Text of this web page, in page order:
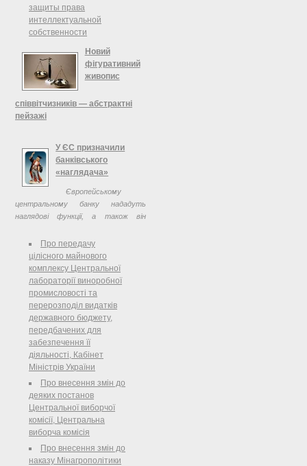
защиты права
интеллектуальной
собственности
Новий
фігуративний
живопис
співвітчизників — абстрактні
пейзажі
проходить VII форум сучасного
мистецтва ART KYIV contemporary,
в якому беруть участь 20 галерей
із України, Італії, Франції, Росії,
Німеччини, Австрії, а також
представлені ...
У ЄС призначили
банківського
«наглядача»
Європейському
центральному банку нададуть
наглядові функції, а також він
діяльність будь-якого банку
єврозони. Так вирішили у ніч з
четверга на пятницю лідери країн ...
Про передачу
цілісного майнового
комплексу Центральної
лабораторії виноробної
промисловості та
перерозподіл видатків
державного бюджету,
передбачених для
забезпечення її
діяльності, Кабінет
Міністрів України
Про внесення змін до
деяких постанов
Центральної виборчої
комісії, Центральна
виборча комісія
Про внесення змін до
наказу Мінагрополітики